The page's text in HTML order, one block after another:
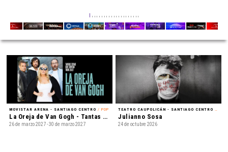
MOVISTAR ARENA - SANTIAGO CENTRO / POP
La Oreja de Van Gogh - Tantas cosas que contar Tour 2027
26 de marzo 2027 - 30 de marzo 2027
TEATRO CAUPOLICÁN - SANTIAGO CENTRO
Julianno Sosa
24 de octubre 2026